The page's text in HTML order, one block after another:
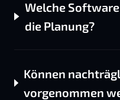
Welche
die Planung?
Können
vorgenommen